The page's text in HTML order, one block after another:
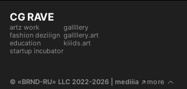
CG RAVE
artz work
fashion deziiign
education
startup incubator
gallllery
gallllery.art
kiiids.art
© «BRND-RU» LLC 2022-2026 | mediiia ↗more